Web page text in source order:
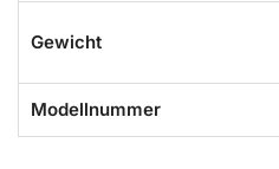
Gewicht
Modellnummer